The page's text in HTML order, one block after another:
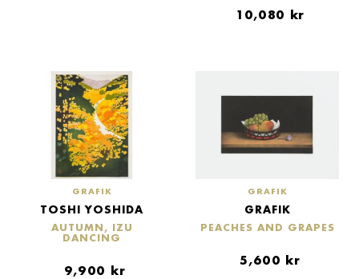
10,080 kr
GRAFIK
TOSHI YOSHIDA
AUTUMN, IZU
DANCING
9,900 kr
GRAFIK
GRAFIK
PEACHES AND GRAPES
5,600 kr